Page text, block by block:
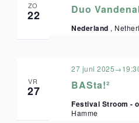
ZO
22 Duo
Nederland ,
VR
27 BASta!²
27 juni
Festival Stroom -
Hamme